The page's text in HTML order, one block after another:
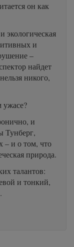
он как
экологическая
и
–
найдет
никого,
ужасе?
и
Тунберг,
– и о том, что
природа.
талантов:
и тонкий,